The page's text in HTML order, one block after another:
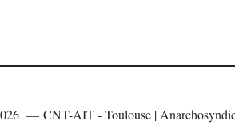
— CNT-AIT - Toulouse |